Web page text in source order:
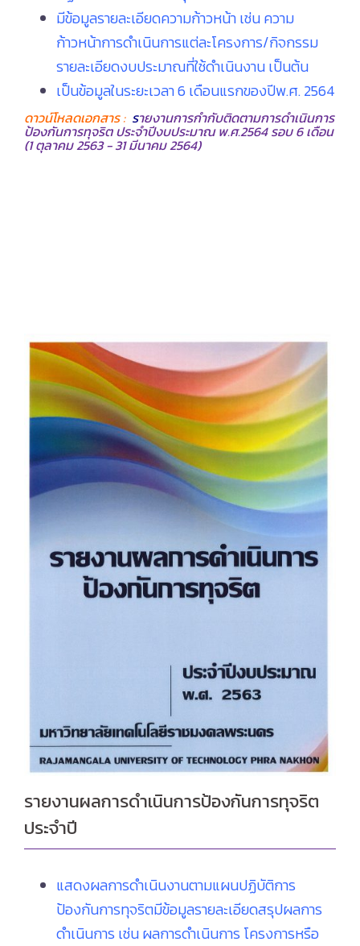
มีข้อมูลรายละเอียดความก้าวหน้า เช่น ความ
ก้าวหน้าการดำเนินการแต่ละโครงการ/กิจกรรม
รายละเอียดงบประมาณที่ใช้ดำเนินงาน เป็นต้น
เป็นข้อมูลในระยะเวลา 6 เดือนแรกของปีพ.ศ. 2564
ดาวน์โหลดเอกสาร :รายงานการกำกับติดตามการดำเนินการ
ป้องกันการทุจริต ประจำปีงบประมาณ พ.ศ.2564 รอบ 6 เดือน
(1 ตุลาคม 2563 - 31 มีนาคม 2564)
รายงานผลการดำเนินการป้องกันการทุจริต
ประจำปี
แสดงผลการดำเนินงานตามแผนปฏิบัติการ
ป้องกันการทุจริตมีข้อมูลรายละเอียดสรุปผลการ
ดำเนินการ เช่น ผลการดำเนินการ โครงการหรือ